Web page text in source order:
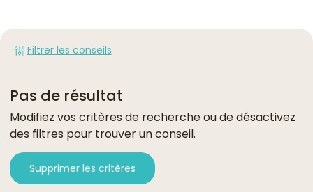
Filtrer les conseils
Pas de résultat
Modifiez vos critères de recherche ou de désactivez
des filtres pour trouver un conseil.
Supprimer les critères